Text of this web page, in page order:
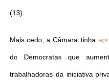
(13).
Mais cedo, a Câmara tinha
do Democratas que
trabalhadoras da iniciativa